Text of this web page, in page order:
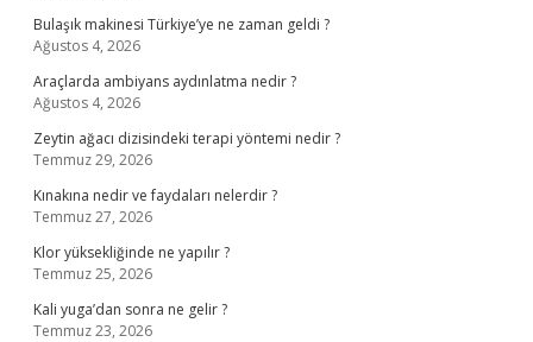
Bulaşık makinesi Türkiye’ye ne zaman geldi ?
Ağustos 4, 2026
Araçlarda ambiyans aydınlatma nedir ?
Ağustos 4, 2026
Zeytin ağacı dizisindeki terapi yöntemi nedir ?
Temmuz 29, 2026
Kınakına nedir ve faydaları nelerdir ?
Temmuz 27, 2026
Klor yüksekliğinde ne yapılır ?
Temmuz 25, 2026
Kali yuga’dan sonra ne gelir ?
Temmuz 23, 2026